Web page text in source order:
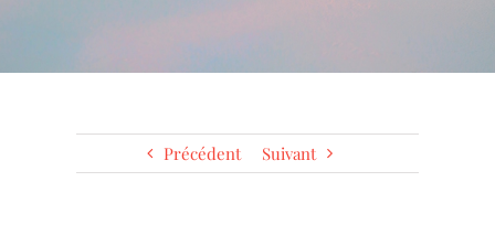
Précédent Suivant